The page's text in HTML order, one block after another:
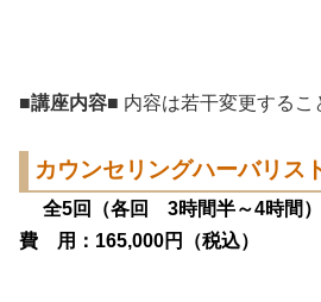
■講座内容■ 内容は若干変更するこ
カウンセリングハーバリス
全5回（各回 3時間半～4時間）
費 用：165,000円（税込）